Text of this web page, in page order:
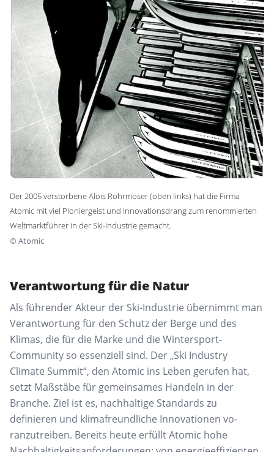
Der 2005 verstorbene Alois Rohrmoser (oben links) hat die Firma
Atomic mit viel Pioniergeist und Innovationsdrang zum renommierten
Weltmarktführer in der Ski-Industrie gemacht.
©Atomic
Verantwortung für die Natur
Als führender Akteur der Ski-Industrie übernimmt man
Verantwortung für den Schutz der Berge und des
Klimas, die für die Marke und die Wintersport-
Community so essenziell sind. Der „Ski Industry
Climate Summit“, den Atomic ins Leben gerufen hat,
setzt Maßstäbe für gemeinsames Handeln in der
Branche. Ziel ist es, nachhaltige Standards zu
definieren und klimafreundliche Innovationen vo­
ranzutreiben. Bereits heute erfüllt Atomic hohe